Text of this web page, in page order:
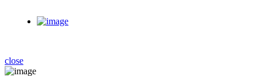
close